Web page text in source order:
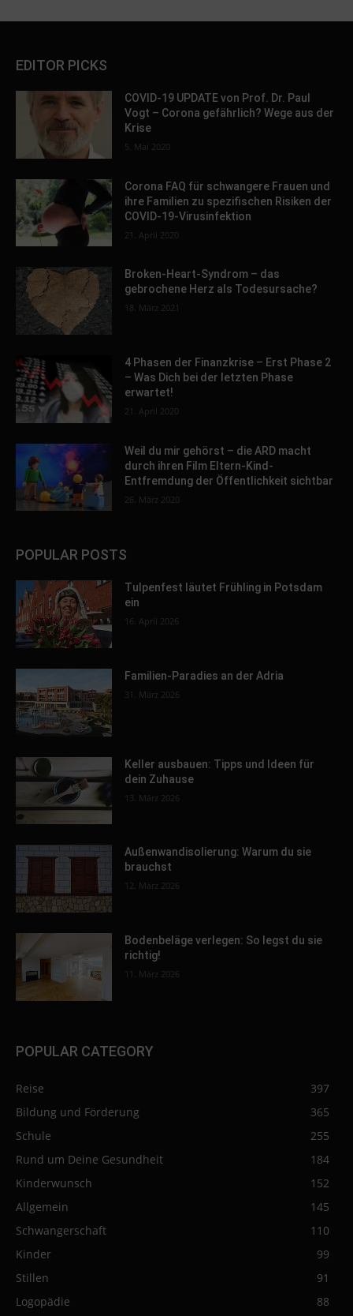
EDITOR PICKS
COVID-19 UPDATE von Prof. Dr. Paul
Vogt – Corona gefährlich? Wege aus der
Krise
5. Mai 2020
Corona FAQ für schwangere Frauen und
ihre Familien zu spezifischen Risiken der
COVID-19-Virusinfektion
21. April 2020
Broken-Heart-Syndrom – das
gebrochene Herz als Todesursache?
18. März 2021
4 Phasen der Finanzkrise – Erst Phase 2
– Was Dich bei der letzten Phase
erwartet!
21. April 2020
Weil du mir gehörst – die ARD macht
durch ihren Film Eltern-Kind-
Entfremdung der Öffentlichkeit sichtbar
26. März 2020
POPULAR POSTS
Tulpenfest läutet Frühling in Potsdam
ein
16. April 2026
Familien-Paradies an der Adria
31. März 2026
Keller ausbauen: Tipps und Ideen für
dein Zuhause
13. März 2026
Außenwandisolierung: Warum du sie
brauchst
12. März 2026
Bodenbeläge verlegen: So legst du sie
richtig!
11. März 2026
POPULAR CATEGORY
Reise
397
Bildung und Förderung
365
Schule
255
Rund um Deine Gesundheit
184
Kinderwunsch
152
Allgemein
145
Schwangerschaft
110
Kinder
99
Stillen
91
Logopädie
88